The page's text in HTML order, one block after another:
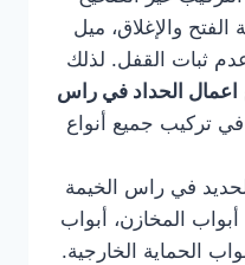
والإغلاق، ميل
ثبات القفل. لذلك
اعمال الحداد في راس
تركيب جميع أنواع
في راس الخيمة
أبواب المخازن، أبواب
الحماية الخارجية.